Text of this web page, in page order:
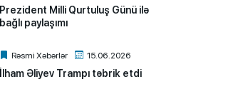
Prezident Milli Qurtuluş Günü ilə
bağlı paylaşımı
Rəsmi Xəbərlər 15.06.2026
İlham Əliyev Trampı təbrik etdi